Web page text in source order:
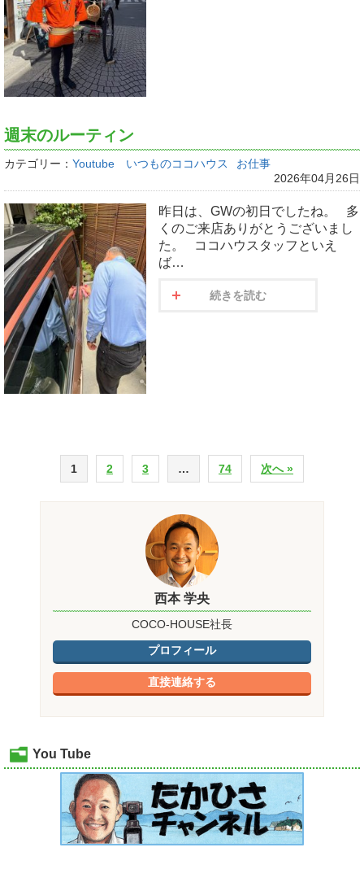
週末のルーティン
カテゴリー： Youtube いつものココハウス
お仕事
2026年04月26日
昨日は、GWの初日でしたね。 多
くのご来店ありがとうございまし
た。 ココハウスタッフといえ
ば…
続きを読む
1 2 3 … 74 次へ »
西本 学央
COCO-HOUSE社長
プロフィール
直接連絡する
You Tube